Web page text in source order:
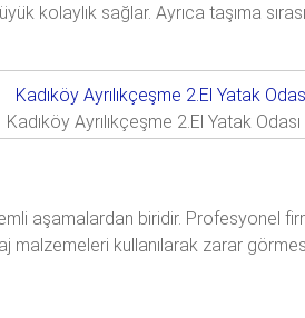
kolaylık sağlar. Ayrıca taşıma
Kadıköy Ayrılıkçeşme 2.El Yatak Odası
aşamalardan biridir.
malzemeleri kullanılarak zarar